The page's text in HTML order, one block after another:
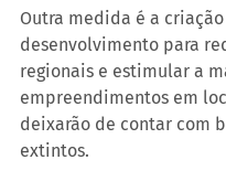
Outra medida é a
desenvolvimento para
regionais e estimular a
empreendimentos em
deixarão de contar com
extintos.